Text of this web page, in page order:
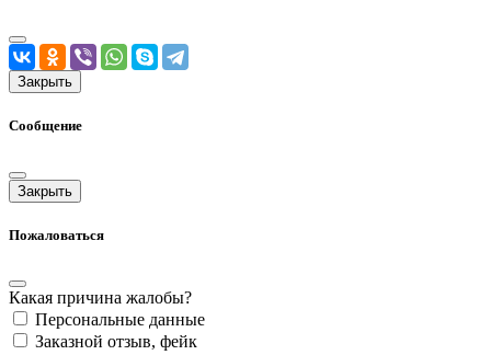
Закрыть
Сообщение
Закрыть
Пожаловаться
Какая причина жалобы?
Персональные данные
Заказной отзыв, фейк